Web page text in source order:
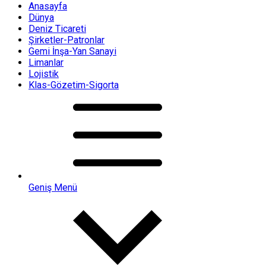
Anasayfa
Dünya
Deniz Ticareti
Şirketler-Patronlar
Gemi İnşa-Yan Sanayi
Limanlar
Lojistik
Klas-Gözetim-Sigorta
Geniş Menü